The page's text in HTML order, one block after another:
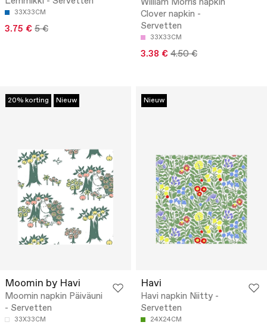
33X33CM
3.75 € 5 €
Clover napkin -
Servetten
33X33CM
3.38 € 4.50 €
20% korting Nieuw
Moomin by Havi
Moomin napkin Päiväuni
- Servetten
33X33CM
Nieuw
Havi
Havi napkin Niitty -
Servetten
24X24CM